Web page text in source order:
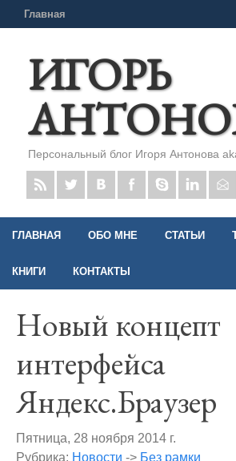
Главная
ИГОРЬ
Персональный блог Игоря Антонова
ГЛАВНАЯ ОБО МНЕ СТАТЬИ
КНИГИ КОНТАКТЫ
Новый концепт
интерфейса
Яндекс.Браузер
Пятница, 28 ноября 2014 г.
Рубрика: Новости -> Без рамки